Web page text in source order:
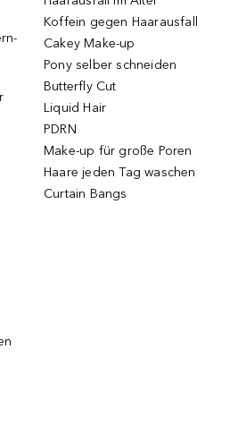
Koffein gegen Haarausfall
Cakey Make-up
Pony selber schneiden
Butterfly Cut
Liquid Hair
PDRN
Make-up für große Poren
Haare jeden Tag waschen
Curtain Bangs